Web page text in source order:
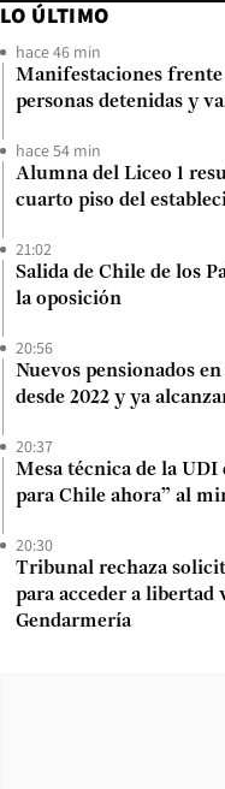
LO ÚLTIMO
hace 46 min
Manifestaciones frente
personas detenidas y
hace 54 min
Alumna del Liceo 1
cuarto piso del
21:02
Salida de Chile de los
la oposición
20:56
Nuevos pensionados
desde 2022 y ya
20:37
Mesa técnica de la
para Chile ahora” al
20:30
Tribunal rechaza
para acceder a
Gendarmería